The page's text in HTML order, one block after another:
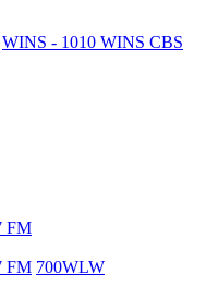
WINS - 1010 WINS CBS
FM
FM 700WLW